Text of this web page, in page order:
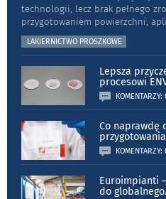
technologii, lecz brak pełnego
przygotowaniem powierzchni,
LAKIERNICTWO PROSZKOWE
Lepsza
procesowi
KOMENTARZY:
Co naprawdę
KOMENTARZY:
Euroimpianti
do globalnego